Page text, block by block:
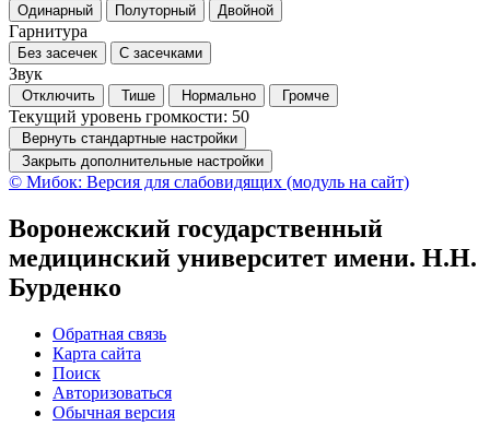
Одинарный Полуторный Двойной
Гарнитура
Без засечек С засечками
Звук
Отключить Тише Нормально Громче
Текущий уровень громкости: 50
Вернуть стандартные настройки
Закрыть дополнительные настройки
© Мибок: Версия для слабовидящих (модуль на сайт)
Воронежский государственный
медицинский университет имени. Н.Н.
Бурденко
Обратная связь
Карта сайта
Поиск
Авторизоваться
Обычная версия